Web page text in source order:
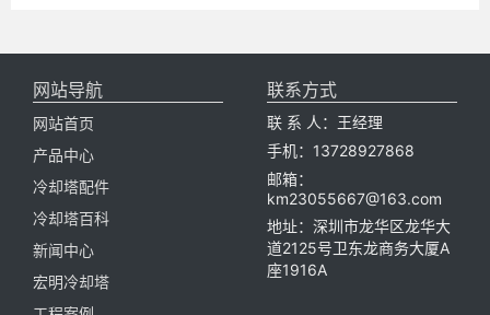
网站导航
网站首页
产品中心
冷却塔配件
冷却塔百科
新闻中心
宏明冷却塔
联系方式
联 系 人：王经理
手机：13728927868
邮箱：
km23055667@163.com
地址：深圳市龙华区龙华大
道2125号卫东龙商务大厦A
座1916A